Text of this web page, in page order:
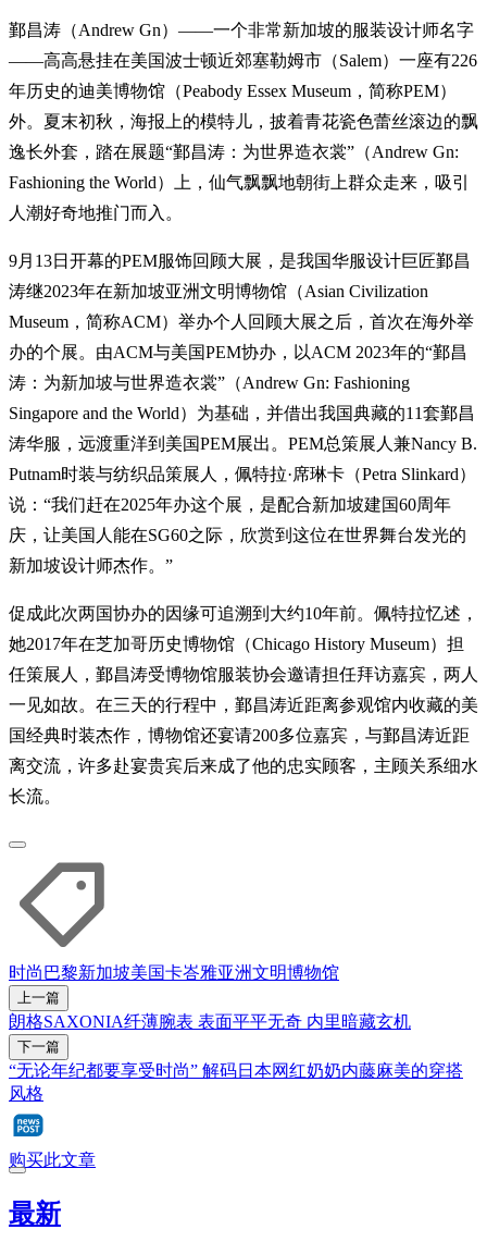
鄞昌涛（Andrew Gn）——一个非常新加坡的服装设计师名字
——高高悬挂在美国波士顿近郊塞勒姆市（Salem）一座有226
年历史的迪美博物馆（Peabody Essex Museum，简称PEM）
外。夏末初秋，海报上的模特儿，披着青花瓷色蕾丝滚边的飘
逸长外套，踏在展题“鄞昌涛：为世界造衣裳”（Andrew Gn:
Fashioning the World）上，仙气飘飘地朝街上群众走来，吸引
人潮好奇地推门而入。
9月13日开幕的PEM服饰回顾大展，是我国华服设计巨匠鄞昌
涛继2023年在新加坡亚洲文明博物馆（Asian Civilization
Museum，简称ACM）举办个人回顾大展之后，首次在海外举
办的个展。由ACM与美国PEM协办，以ACM 2023年的“鄞昌
涛：为新加坡与世界造衣裳”（Andrew Gn: Fashioning
Singapore and the World）为基础，并借出我国典藏的11套鄞昌
涛华服，远渡重洋到美国PEM展出。PEM总策展人兼Nancy B.
Putnam时装与纺织品策展人，佩特拉·席琳卡（Petra Slinkard）
说：“我们赶在2025年办这个展，是配合新加坡建国60周年
庆，让美国人能在SG60之际，欣赏到这位在世界舞台发光的
新加坡设计师杰作。”
促成此次两国协办的因缘可追溯到大约10年前。佩特拉忆述，
她2017年在芝加哥历史博物馆（Chicago History Museum）担
任策展人，鄞昌涛受博物馆服装协会邀请担任拜访嘉宾，两人
一见如故。在三天的行程中，鄞昌涛近距离参观馆内收藏的美
国经典时装杰作，博物馆还宴请200多位嘉宾，与鄞昌涛近距
离交流，许多赴宴贵宾后来成了他的忠实顾客，主顾关系细水
长流。
时尚 巴黎新加坡美国卡峇雅亚洲文明博物馆
上一篇
朗格SAXONIA纤薄腕表 表面平平无奇 内里暗藏玄机
下一篇
“无论年纪都要享受时尚” 解码日本网红奶奶内藤麻美的穿搭
风格
购买此文章
最新